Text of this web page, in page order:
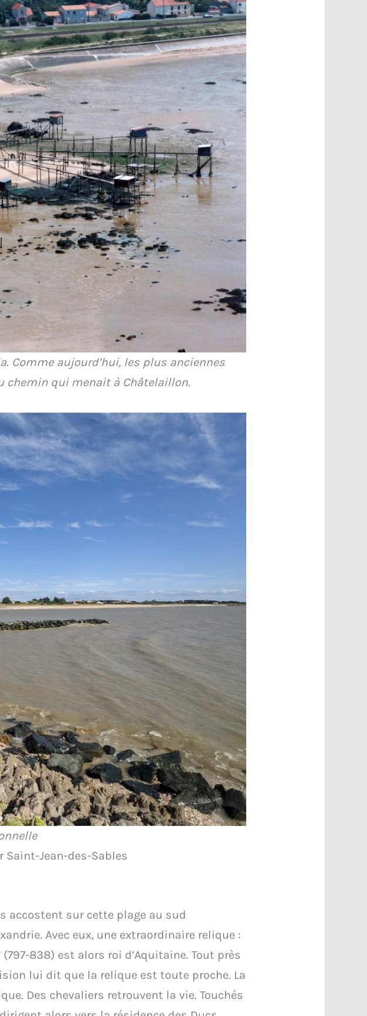
Comme aujourd’hui, les plus anciennes
chemin qui menait à Châtelaillon.
Saint-Jean-des-Sables
accostent sur cette plage au sud
Avec eux, une extraordinaire relique :
(797-838) est alors roi d’Aquitaine. Tout près
lui dit que la relique est toute proche. La
Des chevaliers retrouvent la vie. Touchés